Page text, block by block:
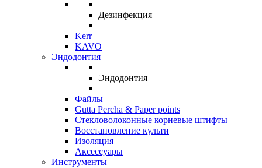
Дезинфекция
Kerr
KAVO
Эндодонтия
Эндодонтия
Файлы
Gutta Percha & Paper points
Стекловолоконные корневые штифты
Восстановление культи
Изоляция
Аксессуары
Инструменты